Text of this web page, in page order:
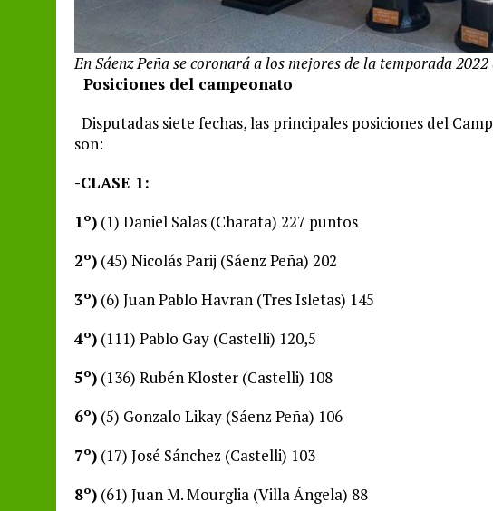
En Sáenz Peña se coronará a los mejores de la temporada
Posiciones del campeonato
Disputadas siete fechas, las principales posiciones del
son:
-CLASE 1:
1º) (1) Daniel Salas (Charata) 227 puntos
2º) (45) Nicolás Parij (Sáenz Peña) 202
3º) (6) Juan Pablo Havran (Tres Isletas) 145
4º) (111) Pablo Gay (Castelli) 120,5
5º) (136) Rubén Kloster (Castelli) 108
6º) (5) Gonzalo Likay (Sáenz Peña) 106
7º) (17) José Sánchez (Castelli) 103
8º) (61) Juan M. Mourglia (Villa Ángela) 88